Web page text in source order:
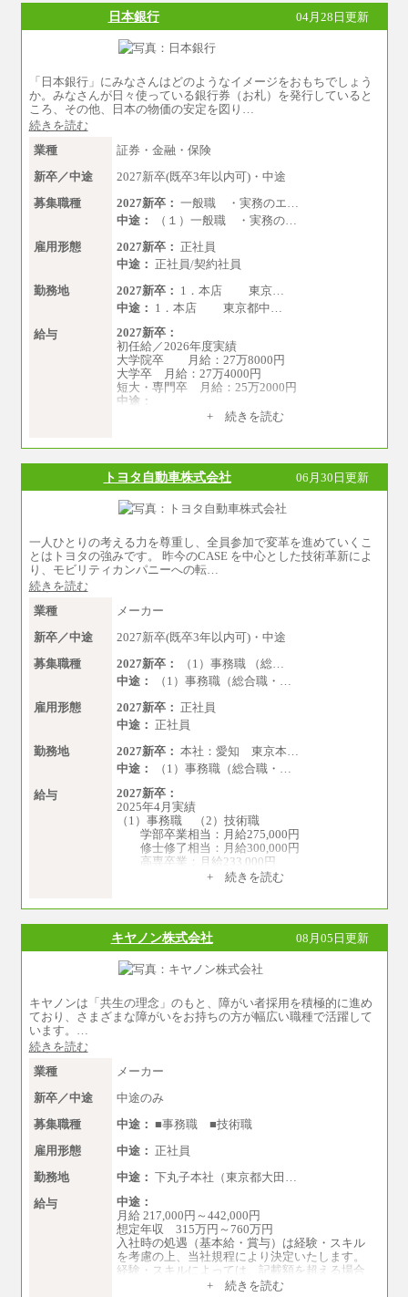
月給（本社）：213,030円＋諸手当
月給（支店）：164,920円～189,700円＋諸手当
※上記はフルタイム勤務で残業ゼロの場合の標
※上記のほか、ボーナス支給あり
年収（本社）：330万～380万（フルタイムで標
準的なボーナス込みの金額です。上限金額は全
社平均20時間の残業込み）
準的なボーナス込みの金額です。上限金額は全
社平均20時間の残業込み）
※年1回評価に応じて昇給有り。(上限あり)
※雇用形態についての補足：事務系職務限定の
正社員となります
日本銀行 04月28日更新
「日本銀行」にみなさんはどのようなイメージをおもちでしょう
か。みなさんが日々使っている銀行券（お札）を発行していると
ころ、その他、日本の物価の安定を図り…
続きを読む
業種
証券・金融・保険
新卒／中途
2027新卒(既卒3年以内可)・中途
募集職種
2027新卒： 一般職 ・実務のエ…
中途：
（１）一般職 ・実務の…
雇用形態
2027新卒： 正社員
中途： 正社員/契約社員
勤務地
2027新卒： 1．本店 東京…
中途： 1．本店 東京都中…
給与
2027新卒：
初任給／2026年度実績
大学院卒 月給：27万8000円
大学卒 月給：27万4000円
短大・専門卒 月給：25万2000円
中途：
（１）（２）共通+ 続きを読む
トヨタ自動車株式会社 06月30日更新
一人ひとりの考える力を尊重し、全員参加で変革を進めていくこ
とはトヨタの強みです。 昨今のCASE を中心とした技術革新によ
り、モビリティカンパニーへの転…
続きを読む
業種
メーカー
新卒／中途
2027新卒(既卒3年以内可)・中途
募集職種
2027新卒：
（1）事務職 （総…
中途：
（1）事務職（総合職・…
雇用形態
2027新卒： 正社員
中途： 正社員
勤務地
2027新卒： 本社：愛知 東京本…
中途：
（1）事務職（総合職・…
給与
2027新卒：
2025年4月実績
（1）事務職 （2）技術職
学部卒業相当：月給275,000円
修士修了相当：月給300,000円
高専卒業：月給233,000円
万円
を考慮して給与を決定いたします
中途：
（1）事務職（総合職・正社員） （2）技術職
（総合職・正社員）
定
試用期間中も給与に変更はございません
（3）技能職（正社員）
基本給
+ 続きを読む
キヤノン株式会社 08月05日更新
キヤノンは「共生の理念」のもと、障がい者採用を積極的に進め
ており、さまざまな障がいをお持ちの方が幅広い職種で活躍して
います。…
続きを読む
業種
メーカー
新卒／中途
中途のみ
募集職種
中途： ■事務職 ■技術職
雇用形態
中途： 正社員
勤務地
中途： 下丸子本社（東京都大田…
給与
中途：
月給 217,000円～442,000円
想定年収 315万円～760万円
入社時の処遇（基本給・賞与）は経験・スキル
を考慮の上、当社規程により決定いたします。
経験・スキルによっては、記載額を超える場合
+ 続きを読む